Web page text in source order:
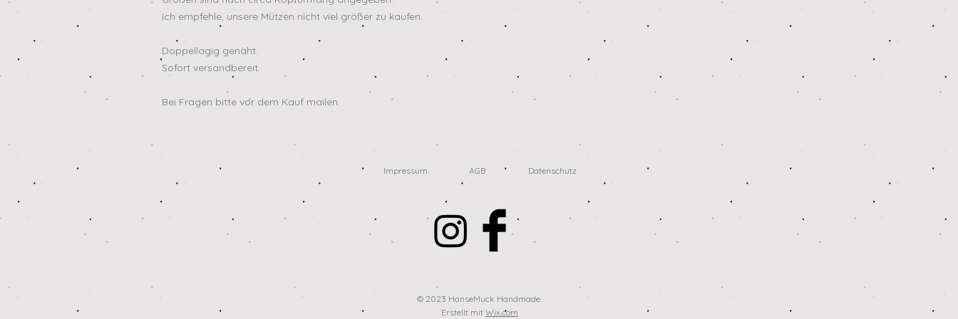
Ich empfehle, unsere Mützen nicht viel größer zu kaufen.
Doppellagig genäht.
Sofort versandbereit.
Bei Fragen bitte vor dem Kauf mailen.
Impressum AGB Datenschutz
© 2023 HanseMuck Handmade
Erstellt mit Wix.com